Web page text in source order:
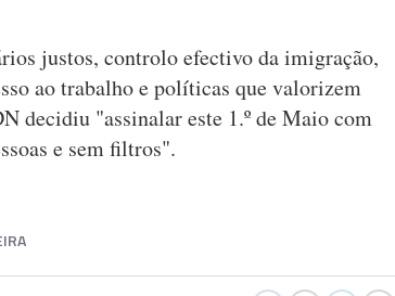
justos, controlo efectivo da imigração,
ao trabalho e políticas que valorizem
decidiu "assinalar este 1.º de Maio com
e sem filtros".